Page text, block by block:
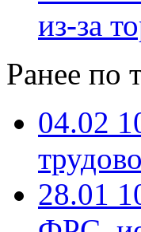
из-за
Ранее по
04.02
28.01